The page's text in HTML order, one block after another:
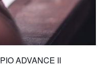
ΑDVANCE IΙ